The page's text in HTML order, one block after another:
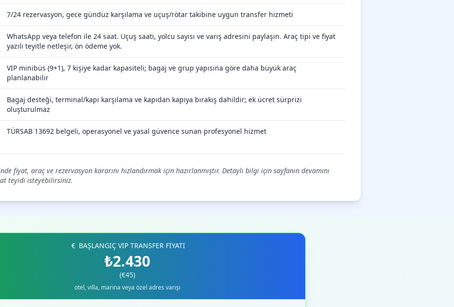
7/24 rezervasyon, gece gündüz karşılama ve uçuş/rötar takibine uygun transfer hizmeti
WhatsApp veya telefon ile 24 saat. Uçuş saati, yolcu sayısı ve varış adresini paylaşın. Araç tipi ve fiyat
yazılı teyitle netleşir, ön ödeme yok.
VIP minibüs (9+1), 7 kişiye kadar kapasiteli; bagaj ve grup yapısına göre daha büyük araç
planlanabilir
Bagaj desteği, terminal/kapı karşılama ve kapıdan kapıya bırakış dahildir; ek ücret sürprizi
oluşturulmaz
TÜRSAB 13692 belgeli, operasyonel ve yasal güvence sunan profesyonel hizmet
fiyat, araç ve rezervasyon kararını hızlandırmak için hazırlanmıştır. Detaylı bilgi için sayfanın devamını
teyidi isteyebilirsiniz.
BAŞLANGIÇ VIP TRANSFER FİYATI
₺2.430
(€45)
otel, villa, marina veya özel adres varışı